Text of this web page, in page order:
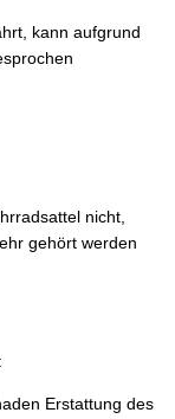
kann aufgrund
nicht,
gehört werden
Erstattung des